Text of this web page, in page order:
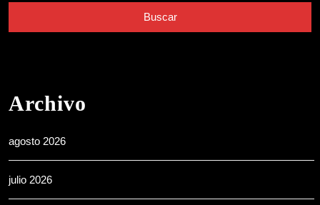
Archivo
agosto 2026
julio 2026